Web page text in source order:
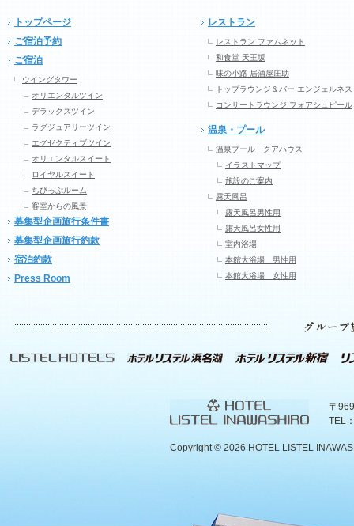
トップページ
ご宿泊予約
ご宿泊
ウイングタワー
オリエンタルツイン
デラックスツイン
ラグジュアリーツイン
エグゼクティブツイン
オリエンタルスイート
ロイヤルスイート
ちびっぷルーム
客室からの風景
募集型企画旅行条件書
募集型企画旅行約款
宿泊約款
Press Room
レストラン
レストラン ファムネット
和食堂 天王坂
味の小路 居酒屋庄助
トップラウンジ＆バー エンジェルネス
コンサートラウンジ フォアシュピール
温泉・プール
温泉プール クアハウス
イラストマップ
施設のご案内
露天風呂
露天風呂男性用
露天風呂女性用
室内浴場
本館大浴場 男性用
本館大浴場 女性用
〒
TEL
Copyright © 2026 HOTEL LISTEL